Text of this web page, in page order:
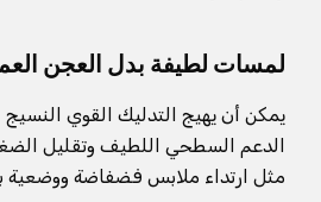
لمسات لطيفة بدل العجن
يمكن أن يهيج التدليك القوي
الدعم السطحي اللطيف وتقليل
مثل ارتداء ملابس فضفاضة